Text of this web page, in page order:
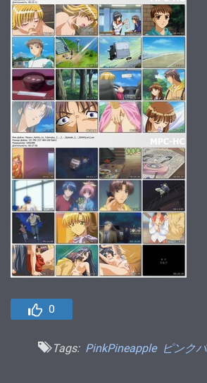
0
Tags: PinkPineapple ピンク